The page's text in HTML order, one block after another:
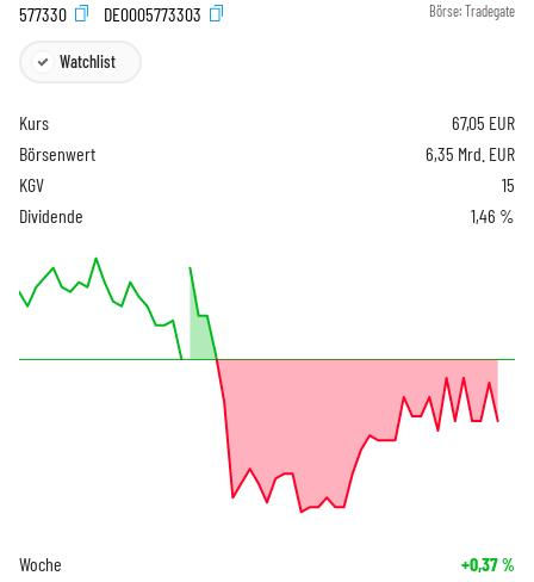
577330
DE0005773303 Börse: Tradegate
Watchlist
Kurs 67,05 EUR
Börsenwert
6,35 Mrd. EUR
KGV
15
Dividende
1,46 %
Woche +0,37%